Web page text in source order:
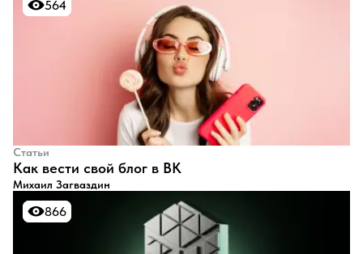
564
564
Статьи
​Как вести свой блог в ВК
Михаил Загваздин
866
866